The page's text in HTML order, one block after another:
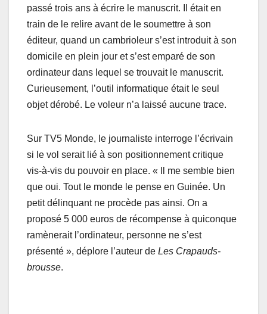
passé trois ans à écrire le manuscrit. Il était en
train de le relire avant de le soumettre à son
éditeur, quand un cambrioleur s’est introduit à son
domicile en plein jour et s’est emparé de son
ordinateur dans lequel se trouvait le manuscrit.
Curieusement, l’outil informatique était le seul
objet dérobé. Le voleur n’a laissé aucune trace.
Sur TV5 Monde, le journaliste interroge l’écrivain
si le vol serait lié à son positionnement critique
vis-à-vis du pouvoir en place. « Il me semble bien
que oui. Tout le monde le pense en Guinée. Un
petit délinquant ne procède pas ainsi. On a
proposé 5 000 euros de récompense à quiconque
ramènerait l’ordinateur, personne ne s’est
présenté », déplore l’auteur de Les Crapauds-
brousse.